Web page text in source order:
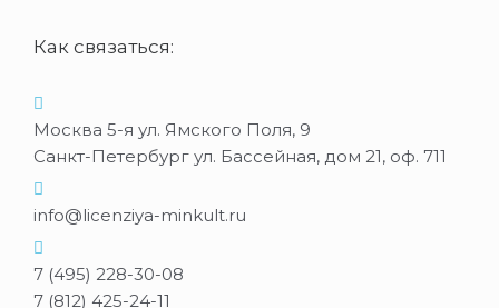
Как связаться:
Москва 5-я ул. Ямского Поля, 9
Санкт-Петербург ул. Бассейная, дом 21, оф. 711
info@licenziya-minkult.ru
7 (495) 228-30-08
7 (812) 425-24-11